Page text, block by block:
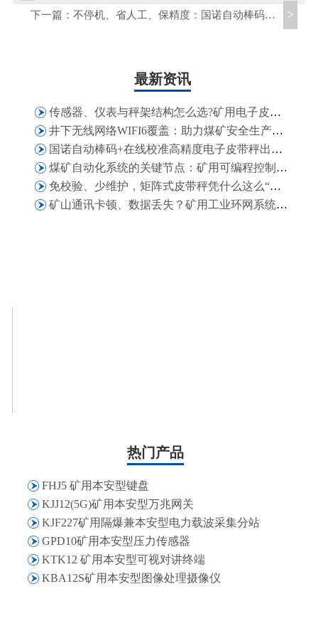
下一篇：不停机、省人工、保精度：国诺自动棒码高精度皮带秤助力大型电厂精细化管理 >
最新资讯
传感器、仪表与秤架结构怎么选?矿用电子皮带秤技术配置法则
井下无线网络WIFI6覆盖：助力煤矿安全生产、高效运营与智能化管理
国诺自动棒码+在线校准高精度电子皮带秤出口津巴布韦，获客户二次复购认可
煤矿自动化系统的关键节点：矿用可编程控制箱在矿井自动化场景中的适配能力
免校验、少维护，矩阵式皮带秤凭什么这么“省心”？
矿山通讯卡顿、数据丢失？矿用工业环网系统解决煤矿通讯难题
热门产品
FHJ5 矿用本安型键盘
KJJ12(5G)矿用本安型万兆网关
KJF227矿用隔爆兼本安型电力载波采集分站
GPD10矿用本安型压力传感器
KTK12 矿用本安型可视对讲终端
KBA12S矿用本安型图像处理摄像仪